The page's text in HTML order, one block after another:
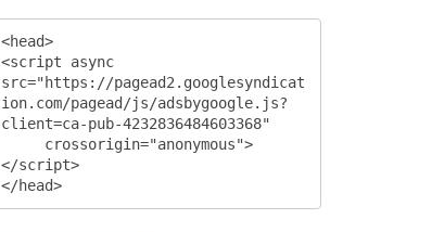
<head>
<script async
src="https://pagead2.googlesyndicat
ion.com/pagead/js/adsbygoogle.js?
client=ca-pub-4232836484603368"
</script>
</head>